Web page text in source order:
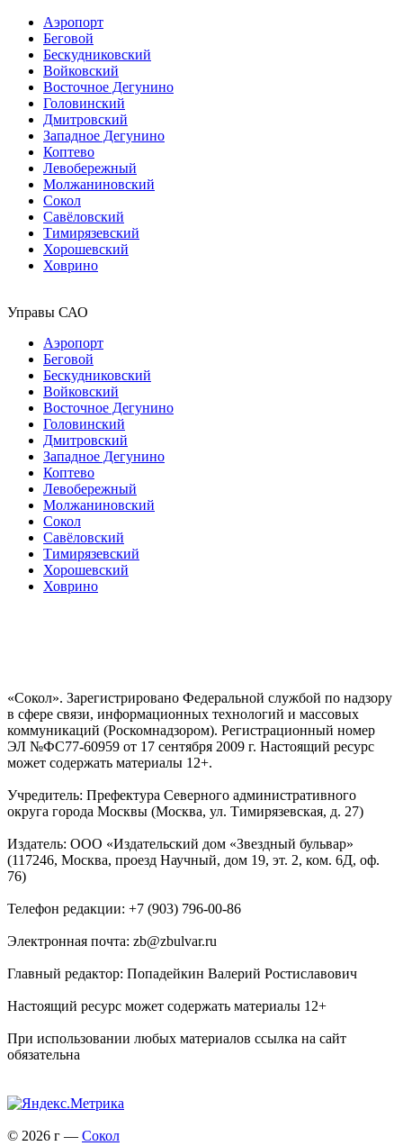
Аэропорт
Беговой
Бескудниковский
Войковский
Восточное Дегунино
Головинский
Дмитровский
Западное Дегунино
Коптево
Левобережный
Молжаниновский
Сокол
Савёловский
Тимирязевский
Хорошевский
Ховрино
Управы САО
Аэропорт
Беговой
Бескудниковский
Войковский
Восточное Дегунино
Головинский
Дмитровский
Западное Дегунино
Коптево
Левобережный
Молжаниновский
Сокол
Савёловский
Тимирязевский
Хорошевский
Ховрино
«Сокол». Зарегистрировано Федеральной службой по надзору
в сфере связи, информационных технологий и массовых
коммуникаций (Роскомнадзором). Регистрационный номер
ЭЛ №ФС77-60959 от 17 сентября 2009 г. Настоящий ресурс
может содержать материалы 12+.
Учредитель: Префектура Северного административного
округа города Москвы (Москва, ул. Тимирязевская, д. 27)
Издатель: ООО «Издательский дом «Звездный бульвар»
(117246, Москва, проезд Научный, дом 19, эт. 2, ком. 6Д, оф.
76)
Телефон редакции: +7 (903) 796-00-86
Электронная почта: zb@zbulvar.ru
Главный редактор: Попадейкин Валерий Ростиславович
Настоящий ресурс может содержать материалы 12+
При использовании любых материалов ссылка на сайт
обязательна
© 2026 г — Сокол